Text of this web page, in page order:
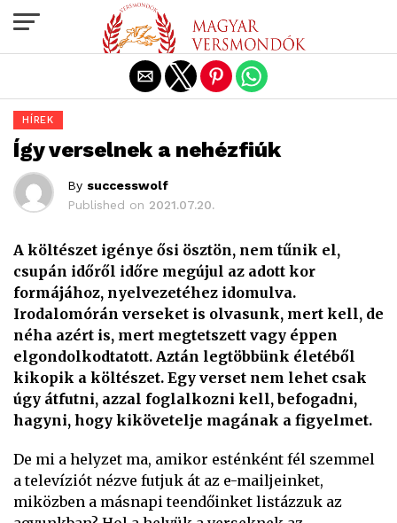
HÍREK
Így verselnek a nehézfiúk
By successwolf
Published on 2021.07.20.
A költészet igénye ősi ösztön, nem tűnik el,
csupán időről időre megújul az adott kor
formájához, nyelvezetéhez idomulva.
Irodalomórán verseket is olvasunk, mert kell, de
néha azért is, mert megtetszett vagy éppen
elgondolkodtatott. Aztán legtöbbünk életéből
kikopik a költészet. Egy verset nem lehet csak
úgy átfutni, azzal foglalkozni kell, befogadni,
hagyni, hogy kikövetelje magának a figyelmet.
De mi a helyzet ma, amikor esténként fél szemmel
a televíziót nézve futjuk át az e-mailjeinket,
miközben a másnapi teendőinket listázzuk az
Exit mobile version